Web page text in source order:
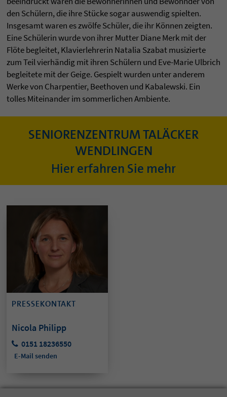
den Schülern, die ihre Stücke sogar auswendig spielten.
Insgesamt waren es zwölfe Schüler, die ihr Können zeigten.
Eine Schülerin wurde von ihrer Mutter Diane Merk mit der
Flöte begleitet, Klavierlehrerin Natalia Szabat musizierte
zum Teil vierhändig mit ihren Schülern und Eve-Marie Ulbrich
begleitete mit der Geige. Gespielt wurden unter anderem
Werke von Charpentier, Beethoven und Kabalewski. Ein
tolles Miteinander im sommerlichen Ambiente.
SENIORENZENTRUM TALÄCKER
WENDLINGEN
Hier erfahren Sie mehr
PRESSEKONTAKT
Nicola Philipp
0151 18236550
E-Mail senden